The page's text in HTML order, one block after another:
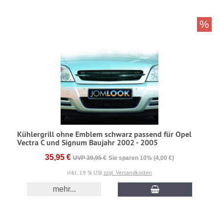
Kühlergrill ohne Emblem schwarz passend für Opel
Vectra C und Signum Baujahr 2002 - 2005
35,95 € UVP 39,95 € Sie sparen 10% (4,00 €)
inkl. 19 % USt zzgl. Versandkosten
mehr...
%